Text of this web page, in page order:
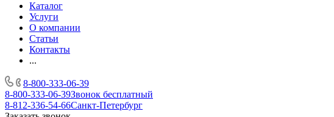
Каталог
Услуги
О компании
Статьи
Контакты
...
8-800-333-06-39
8-800-333-06-39Звонок бесплатный
8-812-336-54-66Санкт-Петербург